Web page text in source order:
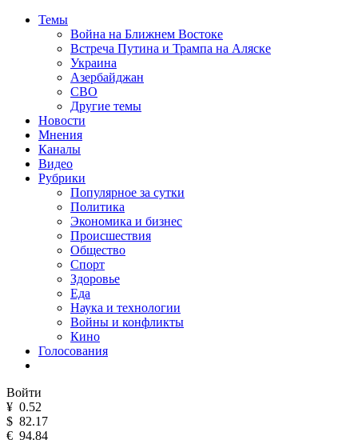
Темы
Война на Ближнем Востоке
Встреча Путина и Трампа на Аляске
Украина
Азербайджан
СВО
Другие темы
Новости
Мнения
Каналы
Видео
Рубрики
Популярное за сутки
Политика
Экономика и бизнес
Происшествия
Общество
Спорт
Здоровье
Еда
Наука и технологии
Войны и конфликты
Кино
Голосования
Войти
¥ 0.52
$ 82.17
€ 94.84